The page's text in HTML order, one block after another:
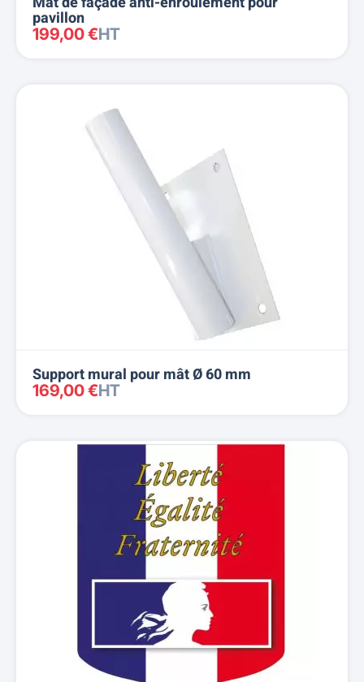
pavillon
199,00 €HT
Support mural pour mât Ø 60 mm
169,00 €HT